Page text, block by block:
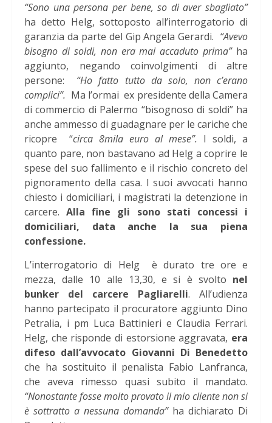
“Sono una persona per bene, so di aver sbagliato”
ha detto Helg, sottoposto all’interrogatorio di
garanzia da parte del Gip Angela Gerardi. “Avevo
bisogno di soldi, non era mai accaduto prima”ha
aggiunto, negando coinvolgimenti di altre
persone: “Ho fatto tutto da solo, non c’erano
complici”. Ma l’ormai ex presidente della Camera
di commercio di Palermo “bisognoso di soldi” ha
anche ammesso di guadagnare per le cariche che
ricopre “circa 8mila euro al mese”. I soldi, a
quanto pare, non bastavano ad Helg a coprire le
spese del suo fallimento e il rischio concreto del
pignoramento della casa. I suoi avvocati hanno
chiesto i domiciliari, i magistrati la detenzione in
carcere.Alla fine gli sono stati concessi i
domiciliari, data anche la sua piena
confessione.
L’interrogatorio di Helg è durato tre ore e
mezza, dalle 10 alle 13,30, e si è svolto nel
bunker del carcere Pagliarelli. All’udienza
hanno partecipato il procuratore aggiunto Dino
Petralia, i pm Luca Battinieri e Claudia Ferrari.
Helg, che risponde di estorsione aggravata, era
difeso dall’avvocato Giovanni Di Benedetto
che ha sostituito il penalista Fabio Lanfranca,
che aveva rimesso quasi subito il mandato.
“Nonostante fosse molto provato il mio cliente non si
è sottratto a nessuna domanda”ha dichiarato Di